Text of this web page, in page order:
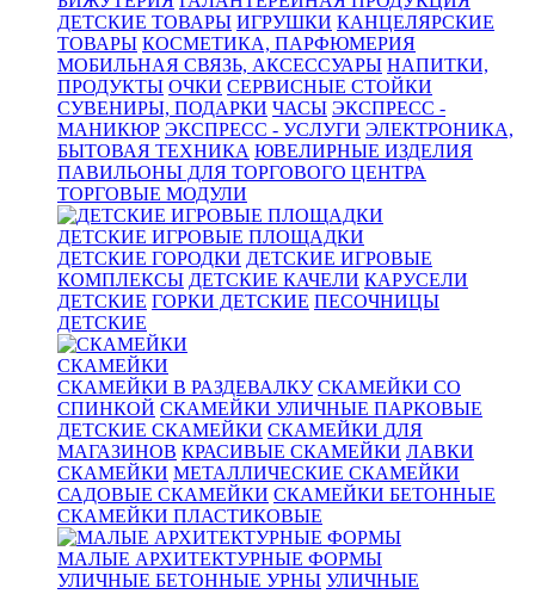
ДЕТСКИЕ ТОВАРЫ ИГРУШКИ КАНЦЕЛЯРСКИЕ
ТОВАРЫ КОСМЕТИКА, ПАРФЮМЕРИЯ
МОБИЛЬНАЯ СВЯЗЬ, АКСЕССУАРЫ НАПИТКИ,
ПРОДУКТЫ ОЧКИ СЕРВИСНЫЕ СТОЙКИ
СУВЕНИРЫ, ПОДАРКИ ЧАСЫ ЭКСПРЕСС -
МАНИКЮР ЭКСПРЕСС - УСЛУГИ ЭЛЕКТРОНИКА,
БЫТОВАЯ ТЕХНИКА ЮВЕЛИРНЫЕ ИЗДЕЛИЯ
ПАВИЛЬОНЫ ДЛЯ ТОРГОВОГО ЦЕНТРА
ТОРГОВЫЕ МОДУЛИ
ДЕТСКИЕ ИГРОВЫЕ ПЛОЩАДКИ
ДЕТСКИЕ ГОРОДКИ ДЕТСКИЕ ИГРОВЫЕ
КОМПЛЕКСЫ ДЕТСКИЕ КАЧЕЛИ КАРУСЕЛИ
ДЕТСКИЕ ГОРКИ ДЕТСКИЕ ПЕСОЧНИЦЫ
ДЕТСКИЕ
СКАМЕЙКИ
СКАМЕЙКИ В РАЗДЕВАЛКУ СКАМЕЙКИ СО
СПИНКОЙ СКАМЕЙКИ УЛИЧНЫЕ ПАРКОВЫЕ
ДЕТСКИЕ СКАМЕЙКИ СКАМЕЙКИ ДЛЯ
МАГАЗИНОВ КРАСИВЫЕ СКАМЕЙКИ ЛАВКИ
СКАМЕЙКИ МЕТАЛЛИЧЕСКИЕ СКАМЕЙКИ
САДОВЫЕ СКАМЕЙКИ СКАМЕЙКИ БЕТОННЫЕ
СКАМЕЙКИ ПЛАСТИКОВЫЕ
МАЛЫЕ АРХИТЕКТУРНЫЕ ФОРМЫ
УЛИЧНЫЕ БЕТОННЫЕ УРНЫ УЛИЧНЫЕ